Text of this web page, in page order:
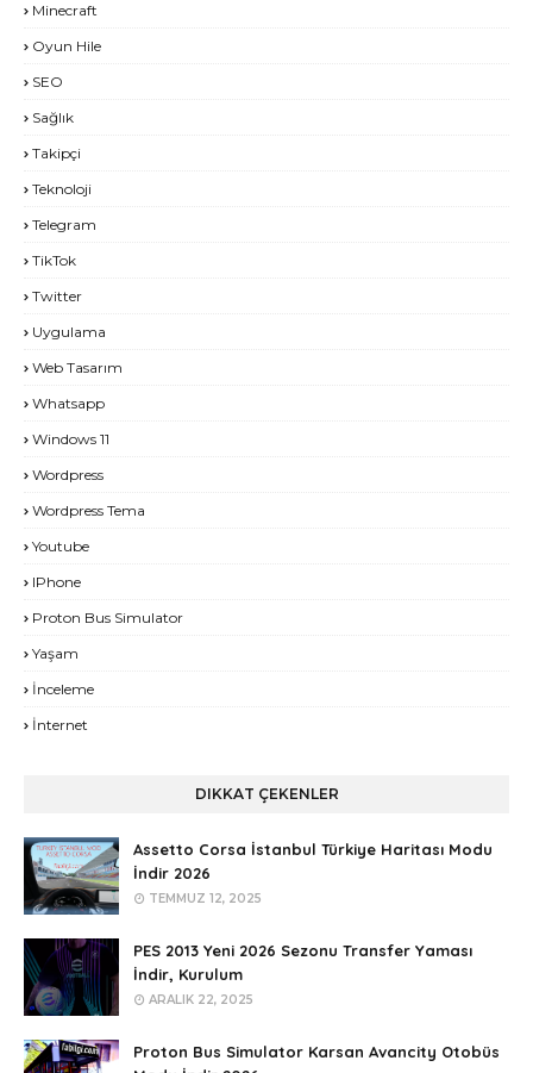
Minecraft
Oyun Hile
SEO
Sağlık
Takipçi
Teknoloji
Telegram
TikTok
Twitter
Uygulama
Web Tasarım
Whatsapp
Windows 11
Wordpress
Wordpress Tema
Youtube
IPhone
Proton Bus Simulator
Yaşam
İnceleme
İnternet
DIKKAT ÇEKENLER
Assetto Corsa İstanbul Türkiye Haritası Modu
İndir 2026
TEMMUZ 12, 2025
PES 2013 Yeni 2026 Sezonu Transfer Yaması
İndir, Kurulum
ARALIK 22, 2025
Proton Bus Simulator Karsan Avancity Otobüs